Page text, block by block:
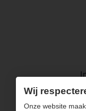
Wij
Onze website